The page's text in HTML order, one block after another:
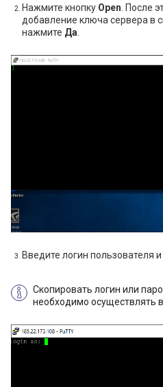
Нажмите кнопку Open . После
добавление ключа сервера в
нажмите Да
Введите логин пользователя и
Скопировать логин или
необходимо осуществлять